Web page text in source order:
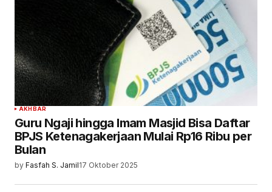
AKHBAR
Guru Ngaji hingga Imam Masjid Bisa Daftar
BPJS Ketenagakerjaan Mulai Rp16 Ribu per
Bulan
by Fasfah S. Jamil17 Oktober 2025